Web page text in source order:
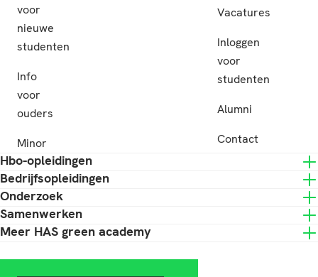
voor
nieuwe
studenten
Info
voor
ouders
Minor
Vacatures
Inloggen
voor
studenten
Alumni
Contact
Hbo-opleidingen
Bedrijfsopleidingen
Onderzoek
Samenwerken
Meer HAS green academy